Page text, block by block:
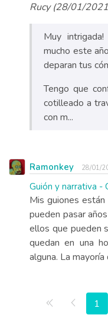
Rucy (28/01/
Muy
mucho este
deparan tus
Tengo que
cotilleado a
con m...
Ramonkey 28/01/
Guión y narrativa -
Mis guiones
pueden pasar
ellos que pueden
quedan en una
alguna. La mayoría
Primera página
Anterior
1